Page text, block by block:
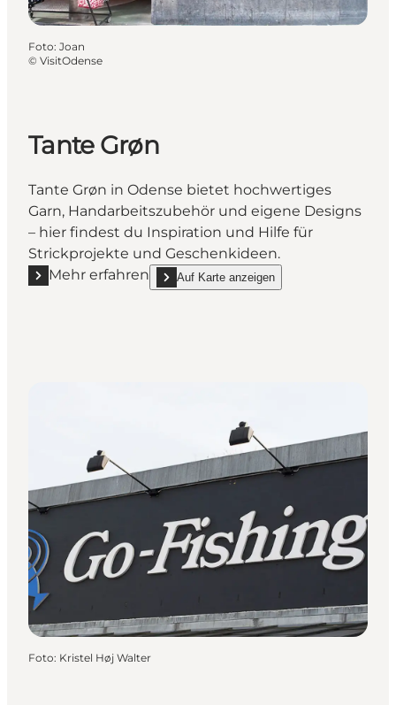
Foto: Joan
© VisitOdense
Tante Grøn
Tante Grøn in Odense bietet hochwertiges
Garn, Handarbeitszubehör und eigene Designs
– hier findest du Inspiration und Hilfe für
Strickprojekte und Geschenkideen.
Mehr erfahren
Mehr erfahren "Tante Grøn"Auf Karte anzeigen
show Tante Grøn on_map
Foto: Kristel Høj Walter